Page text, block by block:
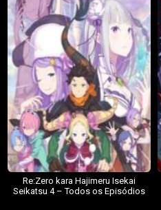
Re:Zero kara Hajimeru Isekai
Seikatsu 4 – Todos os Episódios